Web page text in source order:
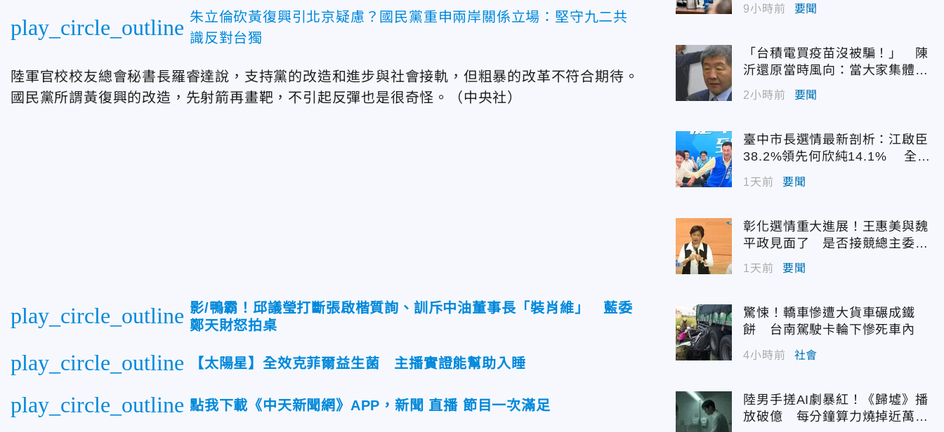
play_circle_outline 朱立倫砍黃復興引北京疑慮？國民黨重申兩岸關係立場：堅守九二共
識反對台獨
陸軍官校校友總會秘書長羅睿達說，支持黨的改造和進步與社會接軌，但粗暴的改革不符合期待。
國民黨所謂黃復興的改造，先射箭再畫靶，不引起反彈也是很奇怪。（中央社）
play_circle_outline 影/鴨霸！邱議瑩打斷張啟楷質詢、訓斥中油董事長「裝肖維」 藍委
鄭天財怒拍桌
play_circle_outline 【太陽星】全效克菲爾益生菌 主播實證能幫助入睡
play_circle_outline 點我下載《中天新聞網》APP，新聞 直播 節目一次滿足
9小時前 要聞
「台積電買疫苗沒被騙！」 陳
沂還原當時風向：當大家集體失
憶？
2小時前 要聞
臺中市長選情最新剖析：江啟臣
38.2%領先何欣純14.1% 全世
代支持度全面居首
1天前 要聞
彰化選情重大進展！王惠美與魏
平政見面了 是否接競總主委態
度曝光
1天前 要聞
驚悚！轎車慘遭大貨車碾成鐵
餅 台南駕駛卡輪下慘死車內
4小時前 社會
陸男手搓AI劇暴紅！《歸墟》播
放破億 每分鐘算力燒掉近萬台